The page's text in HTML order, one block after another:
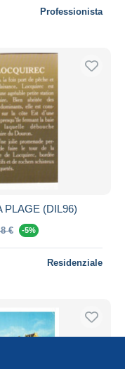
Professionista
PLAGE (DIL96)
€ -5%
Residenziale